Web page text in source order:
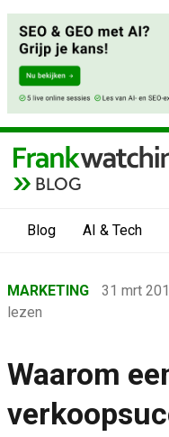
BLOG
Blog AI & Tech
›
Marketing
›
MARKETING 31 mrt
lezen
Waarom